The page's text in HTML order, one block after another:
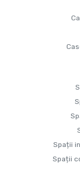
Spații
Spații